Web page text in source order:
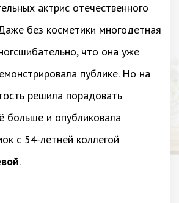
актрис отечественного
без косметики многодетная
что она уже
публике. Но на
решила порадовать
больше и опубликовала
с 54-летней коллегой
.